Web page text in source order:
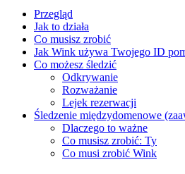
Przegląd
Jak to działa
Co musisz zrobić
Jak Wink używa Twojego ID
Co możesz śledzić
Odkrywanie
Rozważanie
Lejek rezerwacji
Śledzenie międzydomenowe
Dlaczego to ważne
Co musisz zrobić: Ty
Co musi zrobić Wink